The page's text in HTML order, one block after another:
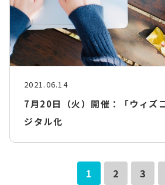
2021.06.14
7月20日（火）開催：「ウィズ
ジタル化
1 2 3